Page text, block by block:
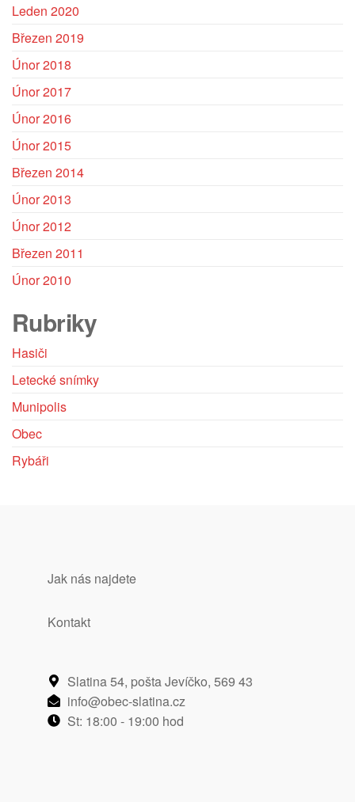
Leden 2020
Březen 2019
Únor 2018
Únor 2017
Únor 2016
Únor 2015
Březen 2014
Únor 2013
Únor 2012
Březen 2011
Únor 2010
Rubriky
Hasiči
Letecké snímky
Munipolis
Obec
Rybáři
Jak nás najdete
Kontakt
Slatina 54, pošta Jevíčko, 569 43​
info@obec-slatina.cz​
St: 18:00 - 19:00 hod